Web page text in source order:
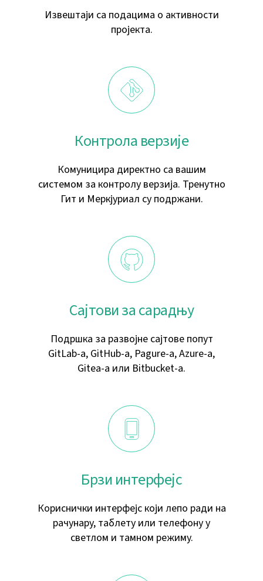
Извештаји са подацима о активности
пројекта.
Контрола верзије
Комуницира директно са вашим
системом за контролу верзија. Тренутно
Гит и Меркјуриал су подржани.
Сајтови за сарадњу
Подршка за развојне сајтове попут
GitLab-а, GitHub-а, Pagure-а, Azure-а,
Gitea-а или Bitbucket-а.
Брзи интерфејс
Кориснички интерфејс који лепо ради на
рачунару, таблету или телефону у
светлом и тамном режиму.